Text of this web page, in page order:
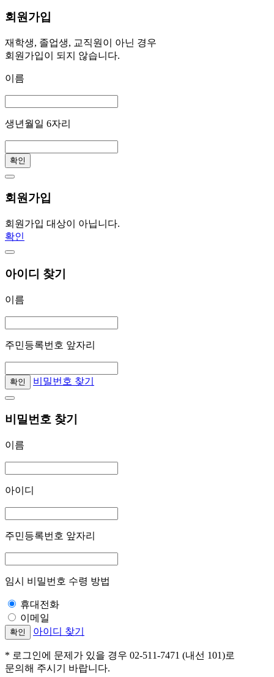
회원가입
재학생, 졸업생, 교직원이 아닌 경우
회원가입이 되지 않습니다.
이름
생년월일 6자리
확인
회원가입
회원가입 대상이 아닙니다.
확인
아이디 찾기
이름
주민등록번호 앞자리
확인 비밀번호 찾기
비밀번호 찾기
이름
아이디
주민등록번호 앞자리
임시 비밀번호 수령 방법
휴대전화
이메일
확인 아이디 찾기
* 로그인에 문제가 있을 경우 02-511-7471 (내선 101)로
문의해 주시기 바랍니다.